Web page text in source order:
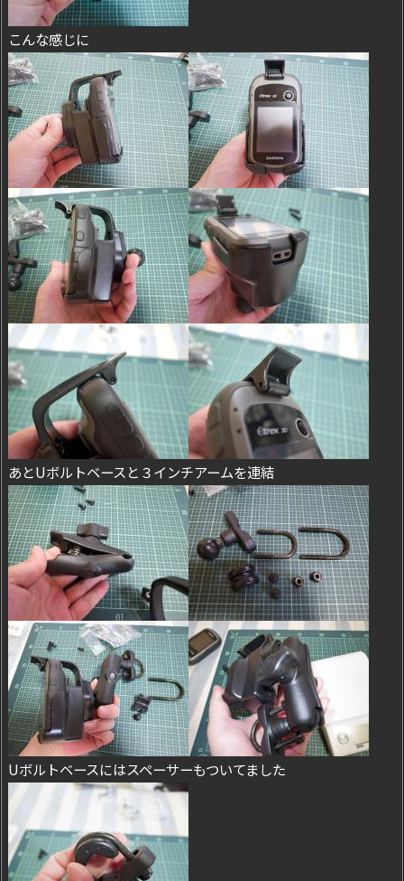
こんな感じに
あとUボルトベースと３インチアームを連結
Uボルトベースにはスペーサーもついてました